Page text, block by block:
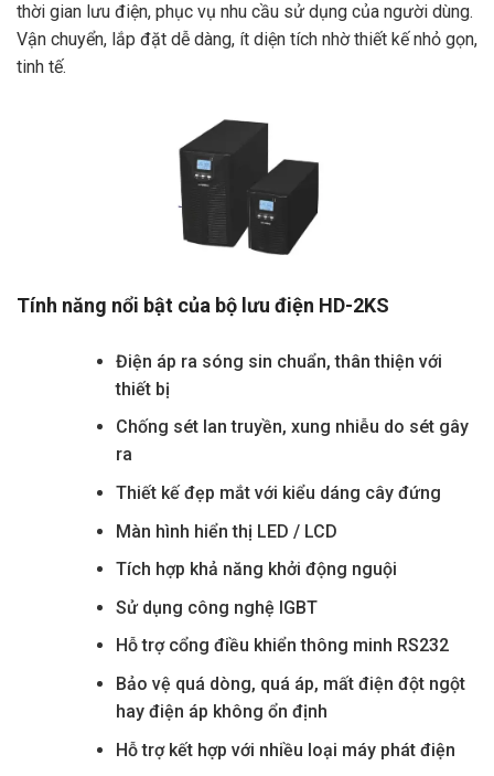
thời gian lưu điện, phục vụ nhu cầu sử dụng của người dùng.
Vận chuyển, lắp đặt dễ dàng, ít diện tích nhờ thiết kế nhỏ gọn,
tinh tế.
Tính năng nổi bật của bộ lưu điện HD-2KS
Điện áp ra sóng sin chuẩn, thân thiện với
thiết bị
Chống sét lan truyền, xung nhiễu do sét gây
ra
Thiết kế đẹp mắt với kiểu dáng cây đứng
Màn hình hiển thị LED / LCD
Tích hợp khả năng khởi động nguội
Sử dụng công nghệ IGBT
Hỗ trợ cổng điều khiển thông minh RS232
Bảo vệ quá dòng, quá áp, mất điện đột ngột
hay điện áp không ổn định
Hỗ trợ kết hợp với nhiều loại máy phát điện